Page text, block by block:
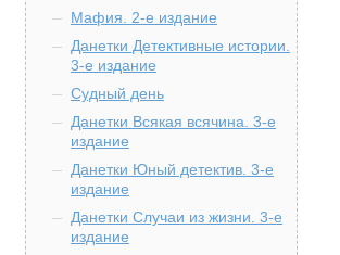
Мафия. 2-е издание
Данетки Детективные истории.
3-е издание
Судный день
Данетки Всякая всячина. 3-е
издание
Данетки Юный детектив. 3-е
издание
Данетки Случаи из жизни. 3-е
издание